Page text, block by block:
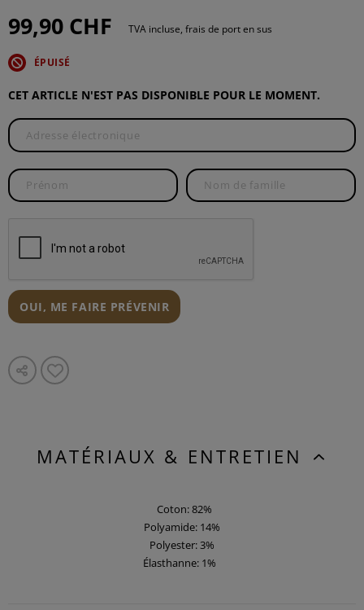
99,90 CHF TVA incluse, frais de port en sus
ÉPUISÉ
CET ARTICLE N'EST PAS DISPONIBLE POUR LE MOMENT.
OUI, ME FAIRE PRÉVENIR
MATÉRIAUX & ENTRETIEN
Coton: 82%
Polyamide: 14%
Polyester: 3%
Élasthanne: 1%